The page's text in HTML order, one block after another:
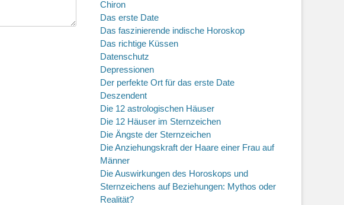
Chiron
Das erste Date
Das faszinierende indische Horoskop
Das richtige Küssen
Datenschutz
Depressionen
Der perfekte Ort für das erste Date
Deszendent
Die 12 astrologischen Häuser
Die 12 Häuser im Sternzeichen
Die Ängste der Sternzeichen
Die Anziehungskraft der Haare einer Frau auf
Männer
Die Auswirkungen des Horoskops und
Sternzeichens auf Beziehungen: Mythos oder
Realität?